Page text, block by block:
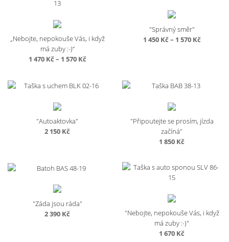
„Nebojte, nepokouše Vás, i když
má zuby :-)“
1 470 Kč– 1 570 KčRozpětí
470 Kč
"Správný směr"
1 450 Kč– 1 570 KčRozpětí
1
"Autoaktovka"
2 150 Kč
"Připoutejte se prosím, jízda
začíná"
1 850 Kč
"Záda jsou ráda"
2 390 Kč
"Nebojte, nepokouše Vás, i když
má zuby :-)"
1 670 Kč